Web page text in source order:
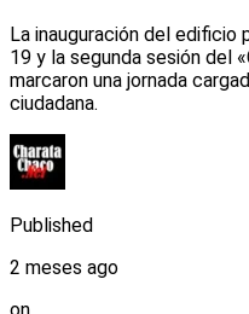
La inauguración del edificio
19 y la segunda sesión del
marcaron una jornada
ciudadana.
Published
2 meses ago